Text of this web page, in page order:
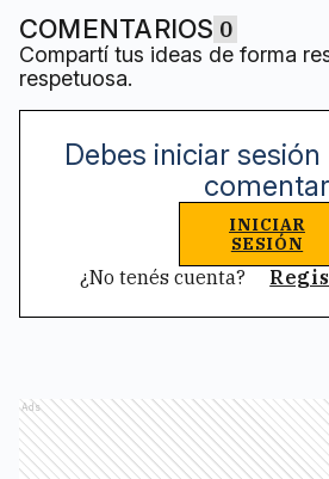
COMENTARIOS 0
Compartí tus ideas de forma
respetuosa.
Debes iniciar
comentar
INICIAR
SESIÓN
¿No tenés cuenta?
Ads